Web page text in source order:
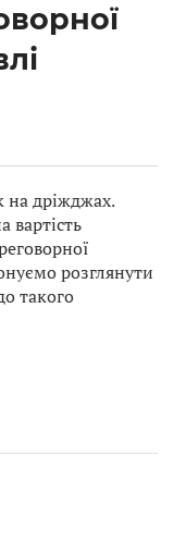
на дріжджах.
вартість
розглянути
такого